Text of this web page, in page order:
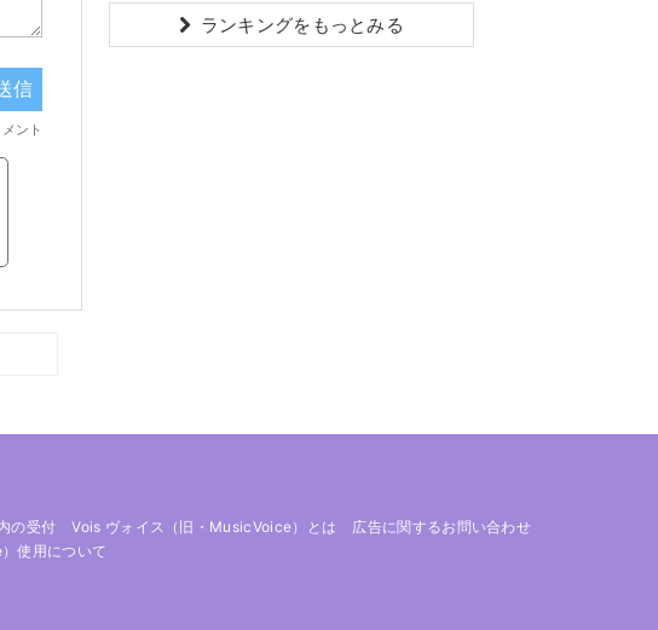
ランキングをもっとみる
の受付 Vois ヴォイス（旧・MusicVoice）とは
広告に関するお問い合わせ
使用について